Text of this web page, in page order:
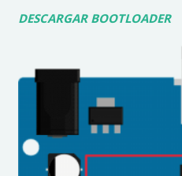
DESCARGAR BOOTLOADER